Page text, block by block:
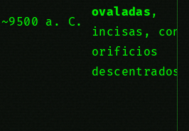
~9500 a. C.
ovaladas ,
incisas, con
orificios
descentrados